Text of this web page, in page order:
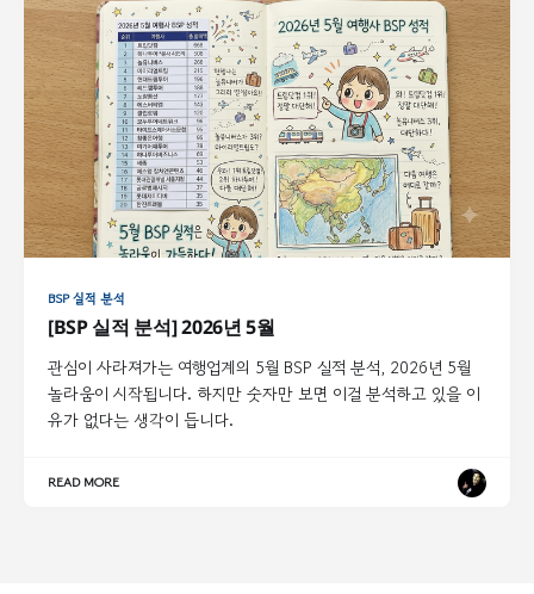
BSP 실적 분석
[BSP 실적 분석] 2026년 5월
관심이 사라져가는 여행업계의 5월 BSP 실적 분석, 2026년 5월
놀라움이 시작됩니다. 하지만 숫자만 보면 이걸 분석하고 있을 이
유가 없다는 생각이 듭니다.
READ MORE